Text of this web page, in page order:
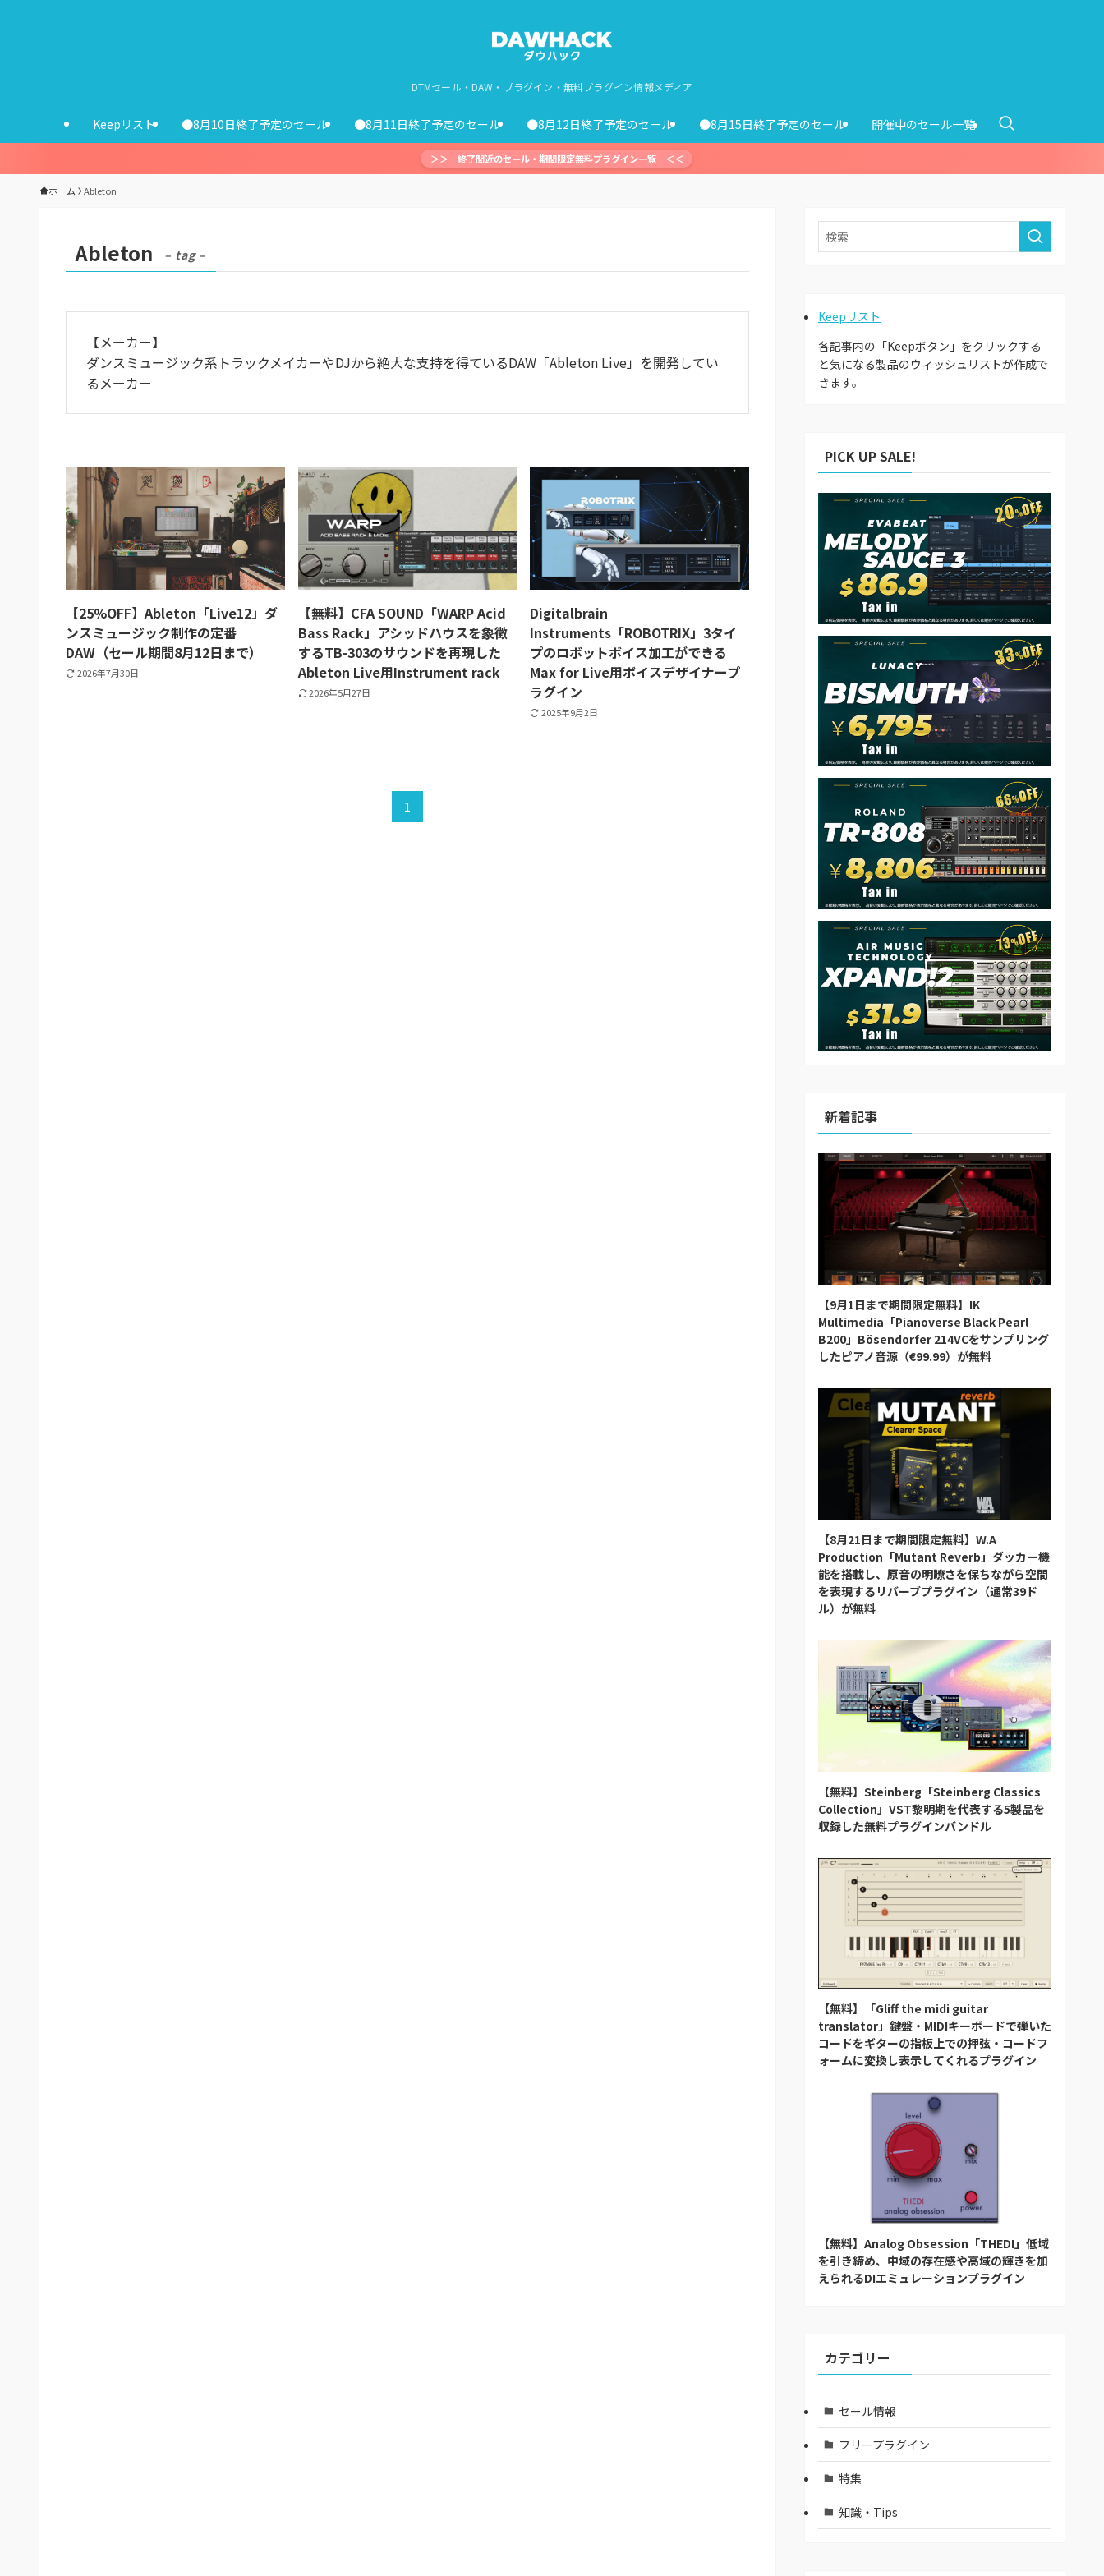
DTMセール・DAW・プラグイン・無料プラグイン情報メディア
Keepリスト ●8月10日終了予定のセール ●8月11日終了予定のセール ●8月12日終了予定のセール ●8月15日終了予定のセール 開催中のセール一覧
＞＞ 終了間近のセール・期間限定無料プラグイン一覧 ＜＜
ホーム Ableton
Ableton – tag –
【メーカー】
ダンスミュージック系トラックメイカーやDJから絶大な支持を得ているDAW「Ableton Live」を開発してい
るメーカー
【25%OFF】Ableton「Live12」ダ
ンスミュージック制作の定番
DAW（セール期間8月12日まで）
2026年7月30日
【無料】CFA SOUND「WARP Acid
Bass Rack」アシッドハウスを象徴
するTB-303のサウンドを再現した
Ableton Live用Instrument rack
2026年5月27日
Digitalbrain
Instruments「ROBOTRIX」3タイ
プのロボットボイス加工ができる
Max for Live用ボイスデザイナープ
ラグイン
2025年9月2日
1
Keepリスト
各記事内の「Keepボタン」をクリックする
と気になる製品のウィッシュリストが作成で
きます。
PICK UP SALE!
新着記事
【9月1日まで期間限定無料】IK
Multimedia「Pianoverse Black Pearl
B200」Bösendorfer 214VCをサンプリング
したピアノ音源（€99.99）が無料
【8月21日まで期間限定無料】W.A
Production「Mutant Reverb」ダッカー機
能を搭載し、原音の明瞭さを保ちながら空間
を表現するリバーブプラグイン（通常39ド
ル）が無料
【無料】Steinberg「Steinberg Classics
Collection」VST黎明期を代表する5製品を
収録した無料プラグインバンドル
【無料】「Gliff the midi guitar
translator」鍵盤・MIDIキーボードで弾いた
コードをギターの指板上での押弦・コードフ
ォームに変換し表示してくれるプラグイン
【無料】Analog Obsession「THEDI」低域
を引き締め、中域の存在感や高域の輝きを加
えられるDIエミュレーションプラグイン
カテゴリー
セール情報
フリープラグイン
特集
知識・Tips